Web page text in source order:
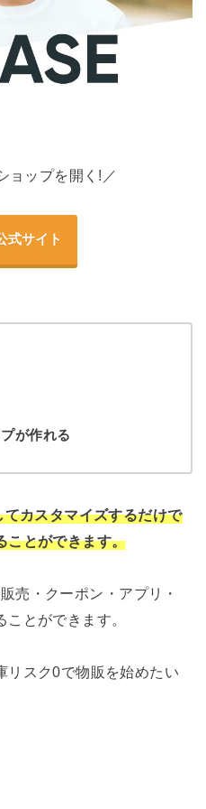
ョップを開く!／
式サイト
が作れる
てカスタマイズするだけで
ことができます。
売・クーポン・アプリ・
とができます。
リスク0で物販を始めたい